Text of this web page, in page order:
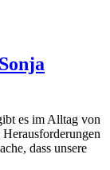
es im Alltag von
dass unsere